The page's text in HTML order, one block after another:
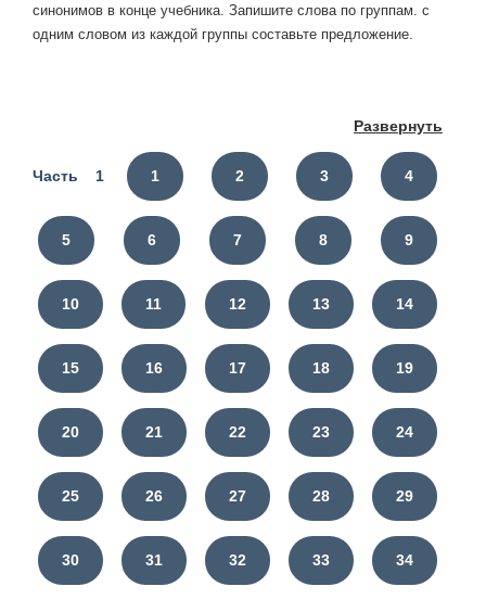
Развернуть
синонимов в конце учебника. Запишите слова по группам. с
одним словом из каждой группы составьте предложение.
Часть 1 1 2 3 4
5 6 7 8 9
10 11 12 13 14
15 16 17 18 19
20 21 22 23 24
25 26 27 28 29
30 31 32 33 34